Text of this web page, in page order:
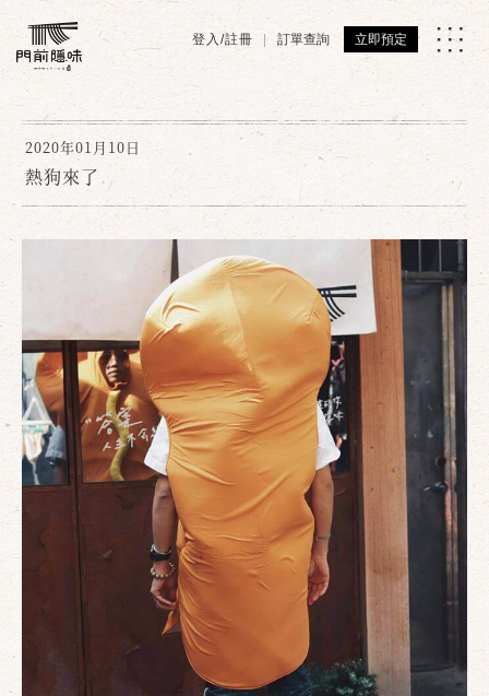
登入/註冊 訂單查詢 立即預定
2020年01月10日
熱狗來了